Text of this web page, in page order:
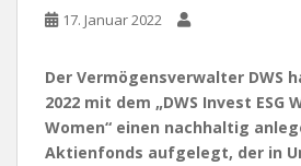
17. Januar 2022
Der Vermögensverwalter DWS
2022 mit dem „DWS Invest ESG
Women“ einen nachhaltig
Aktienfonds aufgelegt, der in